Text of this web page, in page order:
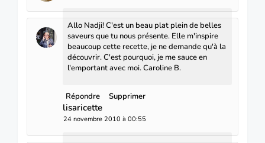
Allo Nadji! C'est un beau plat plein de belles
saveurs que tu nous présente. Elle m'inspire
beaucoup cette recette, je ne demande qu'à la
découvrir. C'est pourquoi, je me sauce en
l'emportant avec moi. Caroline B.
Répondre Supprimer
lisaricette
24 novembre 2010 à 00:55